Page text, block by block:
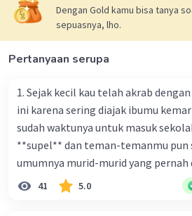
Dengan Gold kamu bisa tanya
sepuasnya, lho.
Pertanyaan serupa
1. Sejak kecil kau telah akrab
ini karena sering diajak ibumu
sudah waktunya untuk masuk
**supel** dan teman-temanmu pun
umumnya murid-murid yang pernah
kelas satu. Sedangkan aku? Aku
ke kota kecil ini. Makna kata
41 5.0